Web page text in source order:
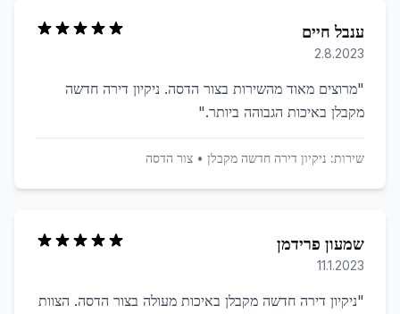
ענבל חיים
2.8.2023
"מרוצים מאוד מהשירות בצור הדסה. ניקיון דירה חדשה
מקבלן באיכות הגבוהה ביותר."
שירות: ניקיון דירה חדשה מקבלן • צור הדסה
שמעון פרידמן
11.1.2023
"ניקיון דירה חדשה מקבלן באיכות מעולה בצור הדסה. הצוות